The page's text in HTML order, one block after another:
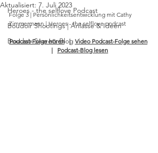
Heroes - the selflove Podcast
Boudoir Shootings | Anlässe & Ideen
Boudoir Secrets Blog
Aktualisiert: 7. Juli 2023
Folge 3 | Persönlichkeitsentwicklung mit Cathy
Zimmermann | Heroes - the selflove podcast
Podcast-Folge hören
   |
Video Podcast-Folge sehen
  |
Podcast-Blog lesen